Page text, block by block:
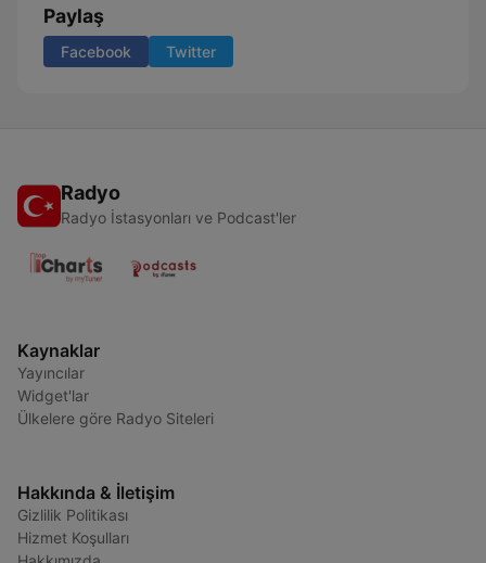
Paylaş
Facebook Twitter
Radyo
Radyo İstasyonları ve Podcast'ler
Kaynaklar
Yayıncılar
Widget'lar
Ülkelere göre Radyo Siteleri
Hakkında & İletişim
Gizlilik Politikası
Hizmet Koşulları